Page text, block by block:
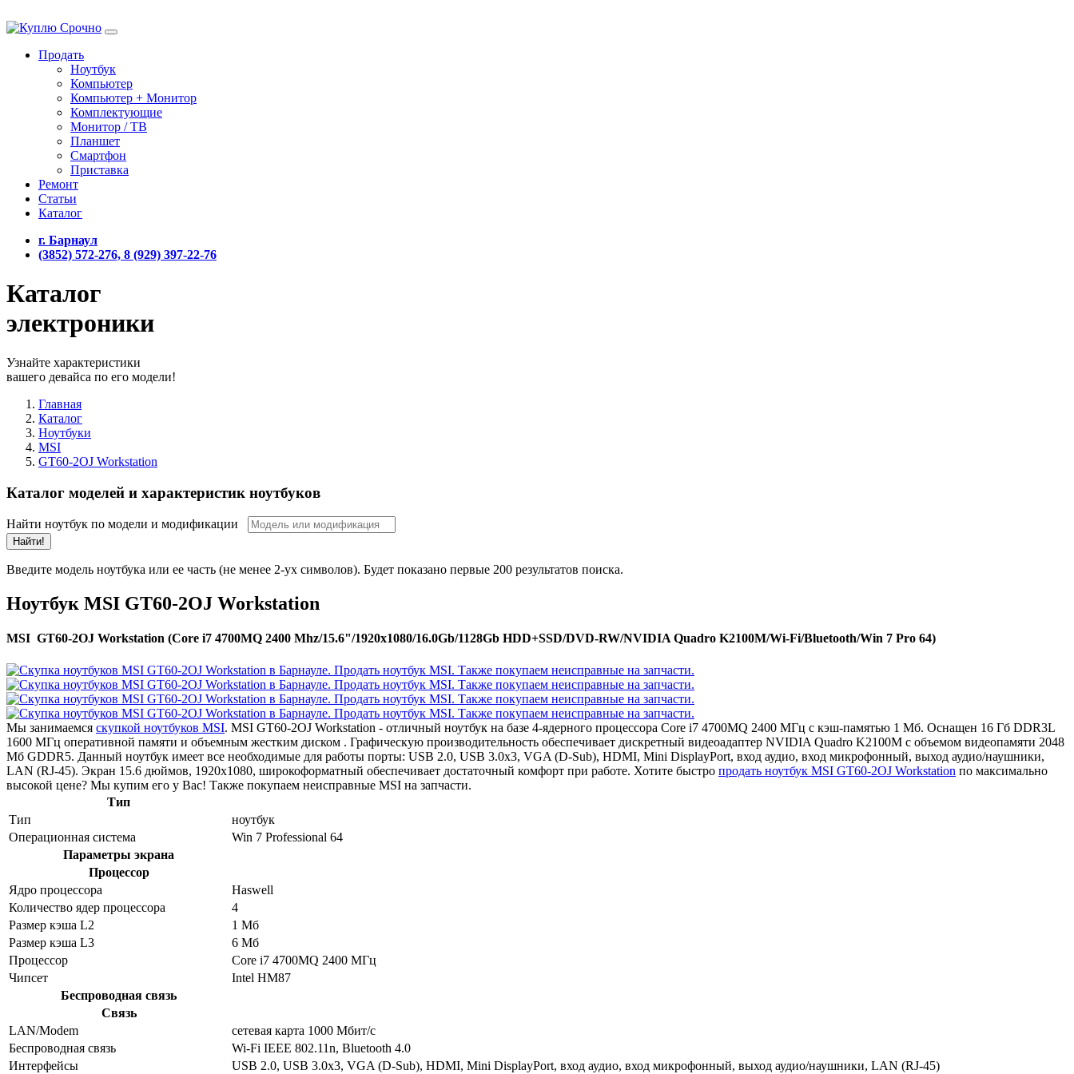
Продать
Ноутбук
Компьютер
Компьютер + Монитор
Комплектующие
Монитор / ТВ
Планшет
Смартфон
Приставка
Ремонт
Статьи
Каталог
г. Барнаул
(3852) 572-276, 8 (929) 397-22-76
Каталог
электроники
Узнайте характеристики
вашего девайса по его модели!
Главная
Каталог
Ноутбуки
MSI
GT60-2OJ Workstation
Каталог моделей и характеристик ноутбуков
Найти ноутбук по модели и модификации
Найти!
Введите модель ноутбука или ее часть (не менее 2-ух символов). Будет показано первые 200 результатов поиска.
Ноутбук MSI GT60-2OJ Workstation
MSI GT60-2OJ Workstation (Core i7 4700MQ 2400 Mhz/15.6"/1920x1080/16.0Gb/1128Gb HDD+SSD/DVD-RW/NVIDIA Quadro K2100M/Wi-Fi/Bluetooth/Win 7 Pro 64)
Мы занимаемся скупкой ноутбуков MSI. MSI GT60-2OJ Workstation - отличный ноутбук на базе 4-ядерного процессора Core i7 4700MQ 2400 МГц с кэш-памятью 1 Мб. Оснащен 16 Гб DDR3L
1600 МГц оперативной памяти и объемным жестким диском . Графическую производительность обеспечивает дискретный видеоадаптер NVIDIA Quadro K2100M с объемом видеопамяти 2048
Мб GDDR5. Данный ноутбук имеет все необходимые для работы порты: USB 2.0, USB 3.0x3, VGA (D-Sub), HDMI, Mini DisplayPort, вход аудио, вход микрофонный, выход аудио/наушники,
LAN (RJ-45). Экран 15.6 дюймов, 1920x1080, широкоформатный обеспечивает достаточный комфорт при работе. Хотите быстро продать ноутбук MSI GT60-2OJ Workstation по максимально
высокой цене? Мы купим его у Вас! Также покупаем неисправные MSI на запчасти.
Тип
Тип
ноутбук
Операционная система
Win 7 Professional 64
Параметры экрана
Процессор
Ядро процессора
Haswell
Количество ядер процессора
4
Размер кэша L2
1 Мб
Размер кэша L3
6 Мб
Процессор
Core i7 4700MQ 2400 МГц
Чипсет
Intel HM87
Беспроводная связь
Связь
LAN/Modem
сетевая карта 1000 Мбит/c
Беспроводная связь
Wi-Fi IEEE 802.11n, Bluetooth 4.0
Интерфейсы
USB 2.0, USB 3.0x3, VGA (D-Sub), HDMI, Mini DisplayPort, вход аудио, вход микрофонный, выход аудио/наушники, LAN (RJ-45)